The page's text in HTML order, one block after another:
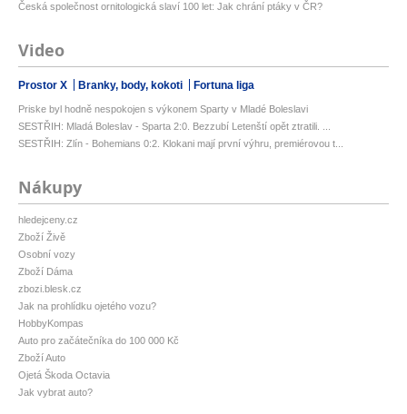
Česká společnost ornitologická slaví 100 let: Jak chrání ptáky v ČR?
Video
Prostor X Branky, body, kokoti Fortuna liga
Priske byl hodně nespokojen s výkonem Sparty v Mladé Boleslavi
SESTŘIH: Mladá Boleslav - Sparta 2:0. Bezzubí Letenští opět ztratili. ...
SESTŘIH: Zlín - Bohemians 0:2. Klokani mají první výhru, premiérovou t...
Nákupy
hledejceny.cz
Zboží Živě
Osobní vozy
Zboží Dáma
zbozi.blesk.cz
Jak na prohlídku ojetého vozu?
HobbyKompas
Auto pro začátečníka do 100 000 Kč
Zboží Auto
Ojetá Škoda Octavia
Jak vybrat auto?